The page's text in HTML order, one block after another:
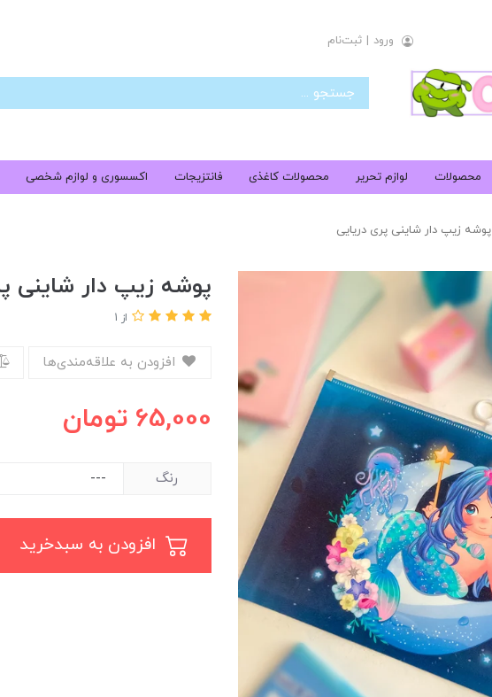
ورود | ثبت‌نام
محصولات لوازم تحریر محصولات کاغذی فانتزیجات اکسسوری و لوازم شخصی
پوشه زیپ دار شاینی پری دریایی
پوشه زیپ دار شاینی
از 1
65,000 تومان
رنگ